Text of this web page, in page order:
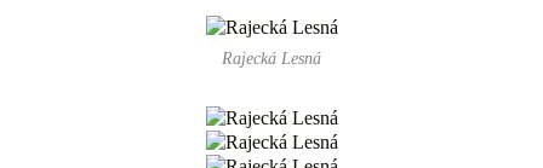
Rajecká Lesná